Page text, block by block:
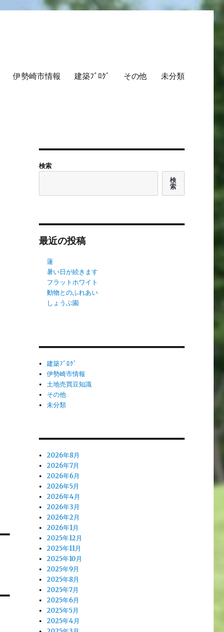
伊勢崎市情報 建築ﾌﾞﾛｸﾞ その他 未分類
検索
検
索
最近の投稿
蓮
暑い日が続きます
フラットホワイト
動物とのふれあい
しょうぶ園
建築ﾌﾞﾛｸﾞ
伊勢崎市情報
土地売買豆知識
その他
未分類
2026年8月
2026年7月
2026年6月
2026年5月
2026年4月
2026年3月
2026年2月
2026年1月
2025年12月
2025年11月
2025年10月
2025年9月
2025年8月
2025年7月
2025年6月
2025年5月
2025年4月